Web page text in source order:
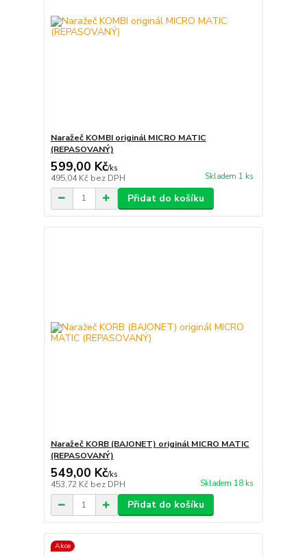
Naražeč KOMBI originál MICRO MATIC
(REPASOVANÝ)
599,00 Kč/ks
495,04 Kč bez DPH Skladem 1 ks
Přidat do košíku
Naražeč KORB (BAJONET) originál MICRO MATIC
(REPASOVANÝ)
549,00 Kč/ks
453,72 Kč bez DPH Skladem 18 ks
Přidat do košíku
Akce